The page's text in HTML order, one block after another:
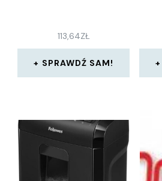
113,64ZŁ
SPRAWDŹ SAM!